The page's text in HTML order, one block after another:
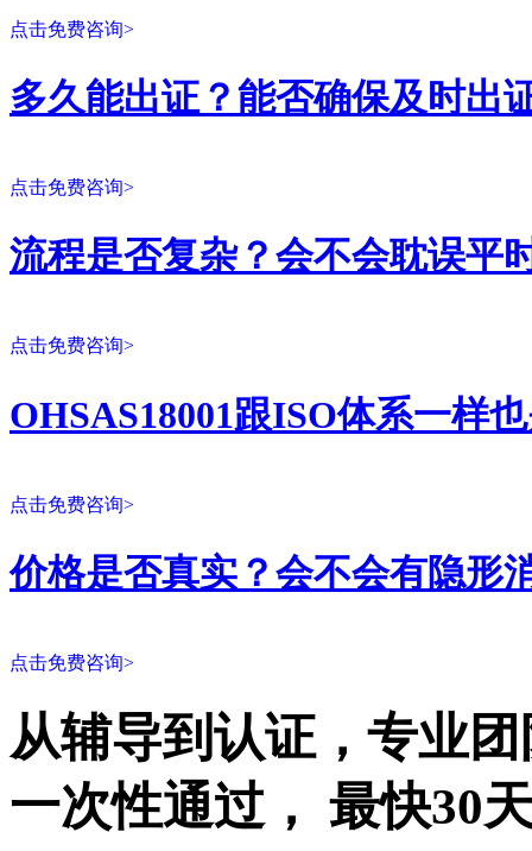
点击免费咨询>
多久能出证？能否确保及时出
点击免费咨询>
流程是否复杂？会不会耽误平
点击免费咨询>
OHSAS18001跟ISO体系一样
点击免费咨询>
价格是否真实？会不会有隐形
点击免费咨询>
从辅导到认证，专业
一次性通过， 最快30